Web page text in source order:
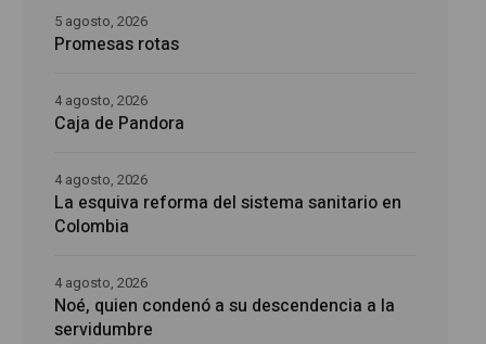
Promesas rotas
5 agosto, 2026
Caja de Pandora
4 agosto, 2026
La esquiva reforma del sistema sanitario en
Colombia
4 agosto, 2026
Noé, quien condenó a su descendencia a la
servidumbre
4 agosto, 2026